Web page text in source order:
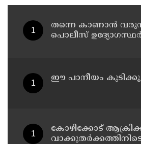
തന്നെ കാണാൻ
പൊലീസ്
ജനതാ പാർട്ടി
ഈ പാനീയം
കോഴിക്കോട്